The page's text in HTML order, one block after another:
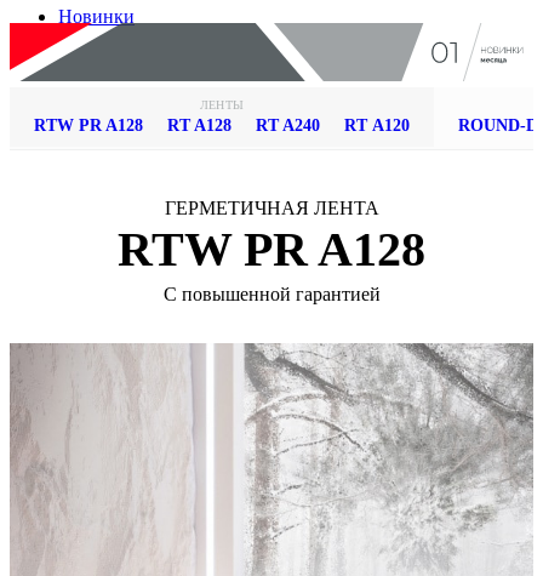
Новинки
ЛЕНТЫ
RTW PR A128 RT A128 RT A240 RT А120 ROUND-
ГЕРМЕТИЧНАЯ ЛЕНТА
RTW PR A128
С повышенной гарантией